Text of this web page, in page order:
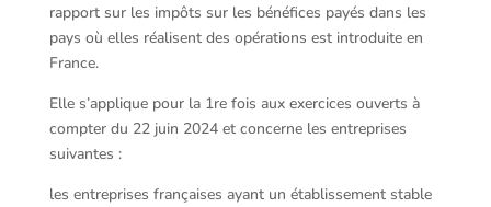
rapport sur les impôts sur les bénéfices payés dans les
pays où elles réalisent des opérations est introduite en
France.
Elle s’applique pour la 1re fois aux exercices ouverts à
compter du 22 juin 2024 et concerne les entreprises
suivantes :
les entreprises françaises ayant un établissement stable